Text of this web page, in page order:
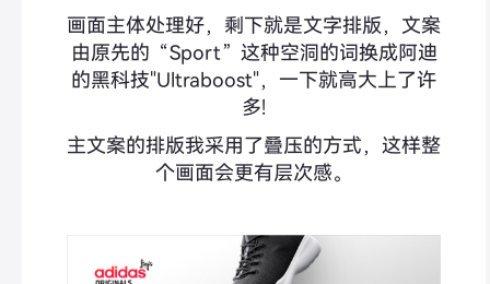
画面主体处理好，剩下就是文字排版，文案
由原先的“Sport”这种空洞的词换成阿迪
的黑科技"Ultraboost"，一下就高大上了许
多!
主文案的排版我采用了叠压的方式，这样整
个画面会更有层次感。